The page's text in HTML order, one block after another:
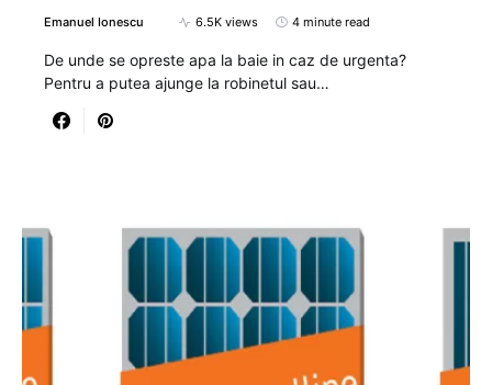
Emanuel Ionescu 6.5K views 4 minute read
De unde se opreste apa la baie in caz de urgenta?
Pentru a putea ajunge la robinetul sau…